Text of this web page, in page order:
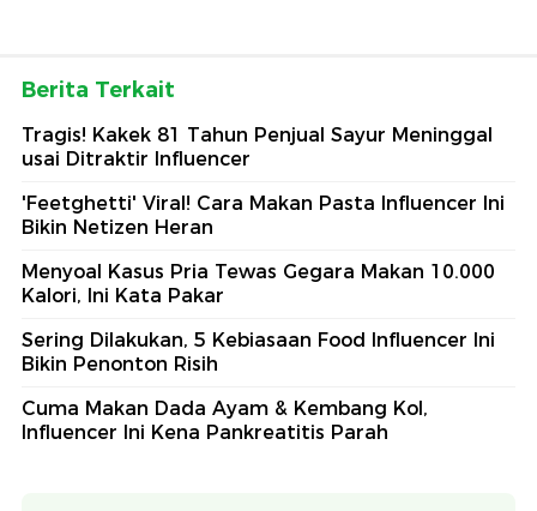
Berita Terkait
Tragis! Kakek 81 Tahun Penjual Sayur Meninggal
usai Ditraktir Influencer
'Feetghetti' Viral! Cara Makan Pasta Influencer Ini
Bikin Netizen Heran
Menyoal Kasus Pria Tewas Gegara Makan 10.000
Kalori, Ini Kata Pakar
Sering Dilakukan, 5 Kebiasaan Food Influencer Ini
Bikin Penonton Risih
Cuma Makan Dada Ayam & Kembang Kol,
Influencer Ini Kena Pankreatitis Parah